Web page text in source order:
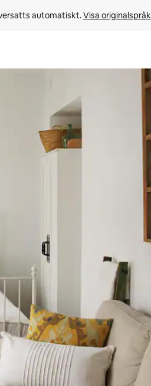
automatiskt. Visa originalspråk
genom att trycka eller svepa.